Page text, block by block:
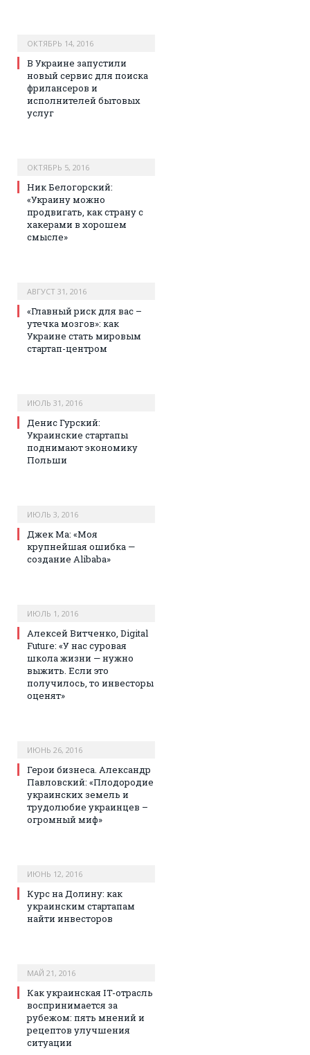
ОКТЯБРЬ 14, 2016
В Украине запустили
новый сервис для поиска
фрилансеров и
исполнителей бытовых
услуг
ОКТЯБРЬ 5, 2016
Ник Белогорский:
«Украину можно
продвигать, как страну с
хакерами в хорошем
смысле»
АВГУСТ 31, 2016
«Главный риск для вас –
утечка мозгов»: как
Украине стать мировым
стартап-центром
ИЮЛЬ 31, 2016
Денис Гурский:
Украинские стартапы
поднимают экономику
Польши
ИЮЛЬ 3, 2016
Джек Ма: «Моя
крупнейшая ошибка —
создание Alibaba»
ИЮЛЬ 1, 2016
Алексей Витченко, Digital
Future: «У нас суровая
школа жизни — нужно
выжить. Если это
получилось, то инвесторы
оценят»
ИЮНЬ 26, 2016
Герои бизнеса. Александр
Павловский: «Плодородие
украинских земель и
трудолюбие украинцев –
огромный миф»
ИЮНЬ 12, 2016
Курс на Долину: как
украинским стартапам
найти инвесторов
МАЙ 21, 2016
Как украинская IT-отрасль
воспринимается за
рубежом: пять мнений и
рецептов улучшения
ситуации